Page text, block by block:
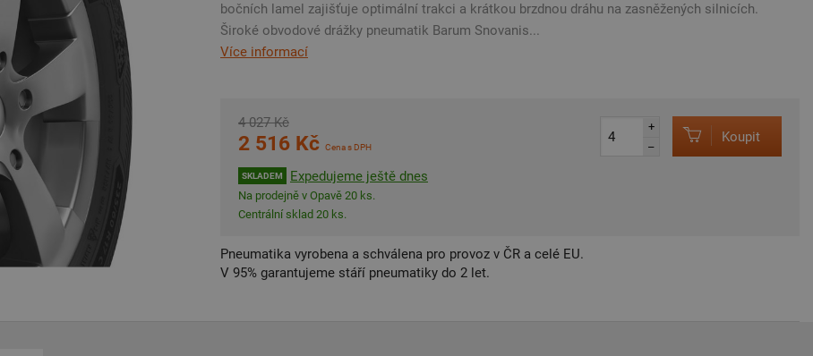
bočních lamel zajišťuje optimální trakci a krátkou brzdnou dráhu na zasněžených silnicích.
Široké obvodové drážky pneumatik Barum Snovanis...
Více informací
4 027 Kč
2 516 Kč Cena s DPH
SKLADEM Expedujeme ještě dnes
Na prodejně v Opavě 20 ks.
Centrální sklad 20 ks.
+
–
Koupit
Pneumatika vyrobena a schválena pro provoz v ČR a celé EU.
V 95% garantujeme stáří pneumatiky do 2 let.